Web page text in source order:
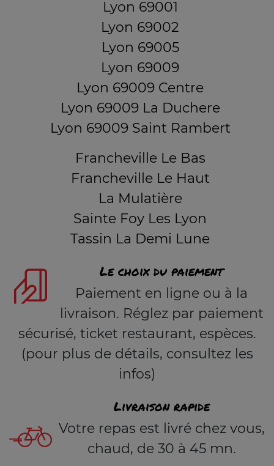
Lyon 69001
Lyon 69002
Lyon 69005
Lyon 69009
Lyon 69009 Centre
Lyon 69009 La Duchere
Lyon 69009 Saint Rambert
Francheville Le Bas
Francheville Le Haut
La Mulatière
Sainte Foy Les Lyon
Tassin La Demi Lune
Le choix du paiement
Paiement en ligne ou à la
livraison. Réglez par paiement
sécurisé, ticket restaurant, espèces.
(pour plus de détails, consultez les
infos)
Livraison rapide
Votre repas est livré chez vous,
chaud, de 30 à 45 mn.